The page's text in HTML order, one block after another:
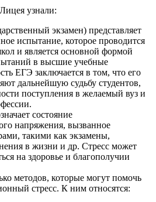
узнали:
экзамен) представляет
испытание, которое проводится
и является основной формой
в высшие учебные
ЕГЭ заключается в том, что его
дальнейшую судьбу студентов,
поступления в желаемый вуз и
состояние
напряжения, вызванное
такими как экзамены,
в жизни и др. Стресс может
на здоровье и благополучии
методов, которые могут помочь
стресс. К ним относятся: